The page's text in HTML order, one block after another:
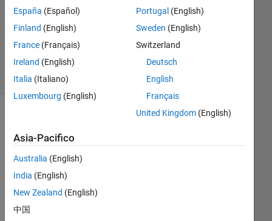
Aggiornato
29 Gen
10
Visualizzazioni
(30 giorni)
I
España (Español)
Finland (English)
France (Français)
Ireland (English)
Italia (Italiano)
Luxembourg (English)
Portugal (English)
Sweden (English)
Switzerland
Deutsch
English
Français
United Kingdom(English)
Asia-Pacifico
Australia (English)
India (English)
New Zealand (English)
中国